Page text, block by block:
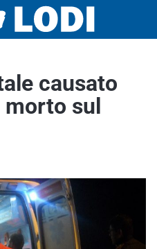
causato
morto sul